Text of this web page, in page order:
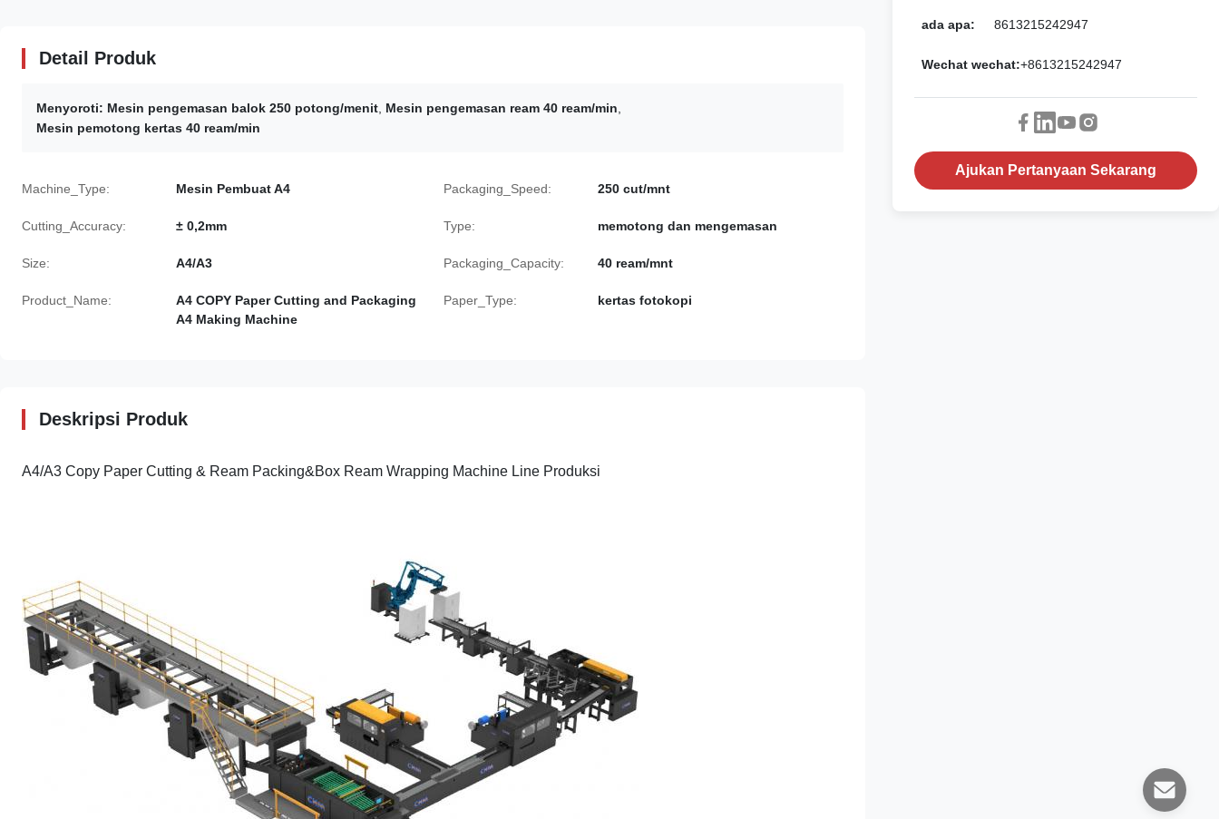
Detail Produk
Menyoroti: Mesin pengemasan balok 250 potong/menit Mesin pengemasan ream 40 ream/min
Mesin pemotong kertas 40 ream/min
Machine_Type: Mesin Pembuat A4 Packaging_Speed: 250 cut/mnt
Cutting_Accuracy: ± 0,2mm Type: memotong dan mengemasan
Size: A4/A3 Packaging_Capacity: 40 ream/mnt
Product_Name:
A4 COPY Paper Cutting and Packaging
A4 Making Machine
Paper_Type: kertas fotokopi
Deskripsi Produk
A4/A3 Copy Paper Cutting & Ream Packing&Box Ream Wrapping Machine Line Produksi
ada apa: 8613215242947
Wechat wechat:+8613215242947
Ajukan Pertanyaan Sekarang